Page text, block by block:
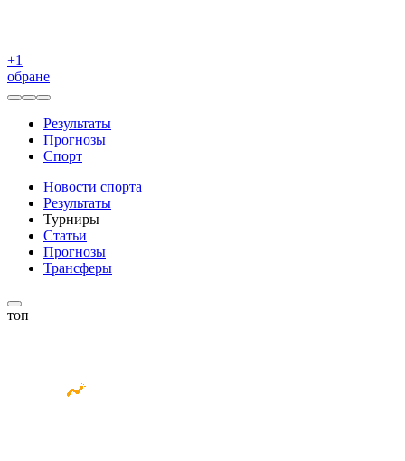
+1
обране
Результаты
Прогнозы
Спорт
Новости спорта
Результаты
Турниры
Статьи
Прогнозы
Трансферы
топ